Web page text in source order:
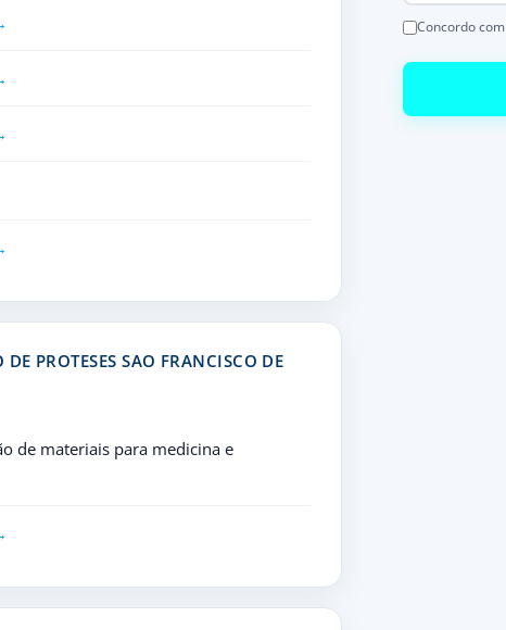
PROTESES SAO FRANCISCO DE
de materiais para medicina e
Concordo com